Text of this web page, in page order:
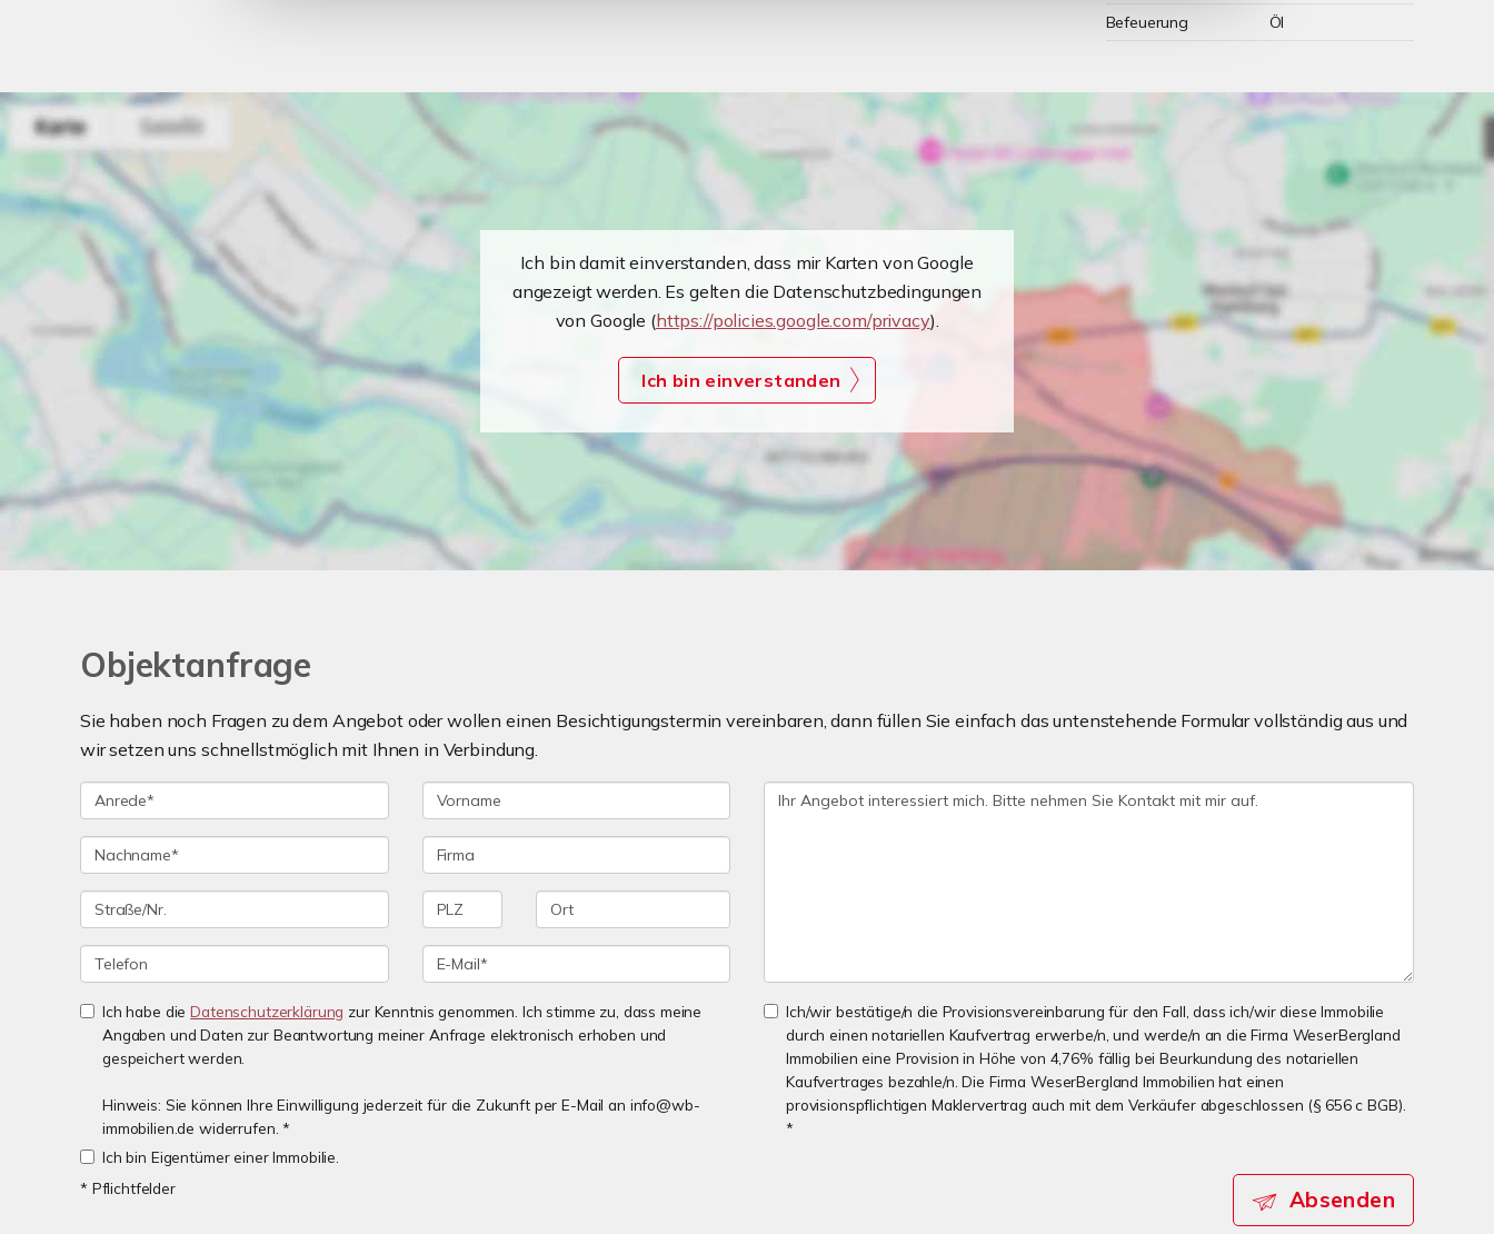
Befeuerung
Öl
Ich bin damit einverstanden, dass mir Karten von Google
angezeigt werden. Es gelten die Datenschutzbedingungen
von Google (https://policies.google.com/privacy).
Ich bin einverstanden
Objektanfrage
Sie haben noch Fragen zu dem Angebot oder wollen einen Besichtigungstermin vereinbaren, dann füllen Sie einfach das untenstehende Formular vollständig aus und
wir setzen uns schnellstmöglich mit Ihnen in Verbindung.
Ich habe dieDatenschutzerklärung zur Kenntnis genommen. Ich stimme zu, dass meine
Angaben und Daten zur Beantwortung meiner Anfrage elektronisch erhoben und
gespeichert werden.
Hinweis: Sie können Ihre Einwilligung jederzeit für die Zukunft per E-Mail an info@wb-
immobilien.de widerrufen. *
Ich bin Eigentümer einer Immobilie.
Ich/wir bestätige/n die Provisionsvereinbarung für den Fall, dass ich/wir diese Immobilie
durch einen notariellen Kaufvertrag erwerbe/n, und werde/n an die Firma WeserBergland
Immobilien eine Provision in Höhe von 4,76% fällig bei Beurkundung des notariellen
Kaufvertrages bezahle/n. Die Firma WeserBergland Immobilien hat einen
provisionspflichtigen Maklervertrag auch mit dem Verkäufer abgeschlossen (§ 656 c BGB).
*
* Pflichtfelder Absenden